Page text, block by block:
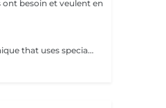
ont besoin et veulent en
Cupping therapy is an ancient healing technique that uses special cups to create gentle suction on the skin. This suction promotes blood flow, relieves muscle tension, reduces inflammation, and supports deep relaxation. The treatment can help release toxins, improve circulation, and ease chronic pain or stiffness. *Please note that cupping therapy could just be added to a massage service with includes back massage.